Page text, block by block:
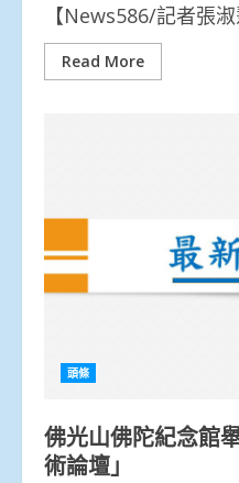
【News586/記者張
Read More
頭條
佛光山佛陀紀念館
術論壇」